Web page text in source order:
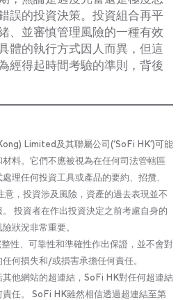
誤的投資決策。投資組合再平
、並審慎管理風險的一種有效
體的執行方式因人而異，但這
經得起時間考驗的準則，背後
Limited及其聯屬公司(‘SoFi HK’)可能
料。它們不應被視為在任何司法管轄區
理任何投資工具或產品的要約、招攬、
意，投資涉及風險，資產的過去表現並不
投資者在作出投資決定之前考慮自身的
狀況非常重要。
性、可靠性和準確性作出保證，並不會對
何損失和/或損害承擔任何責任。
他網站的超連結，SoFi HK對任何超連結
任。 SoFi HK雖然相信透過超連結至第